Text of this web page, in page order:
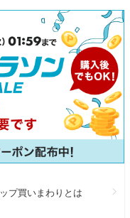
プ買いまわりとは